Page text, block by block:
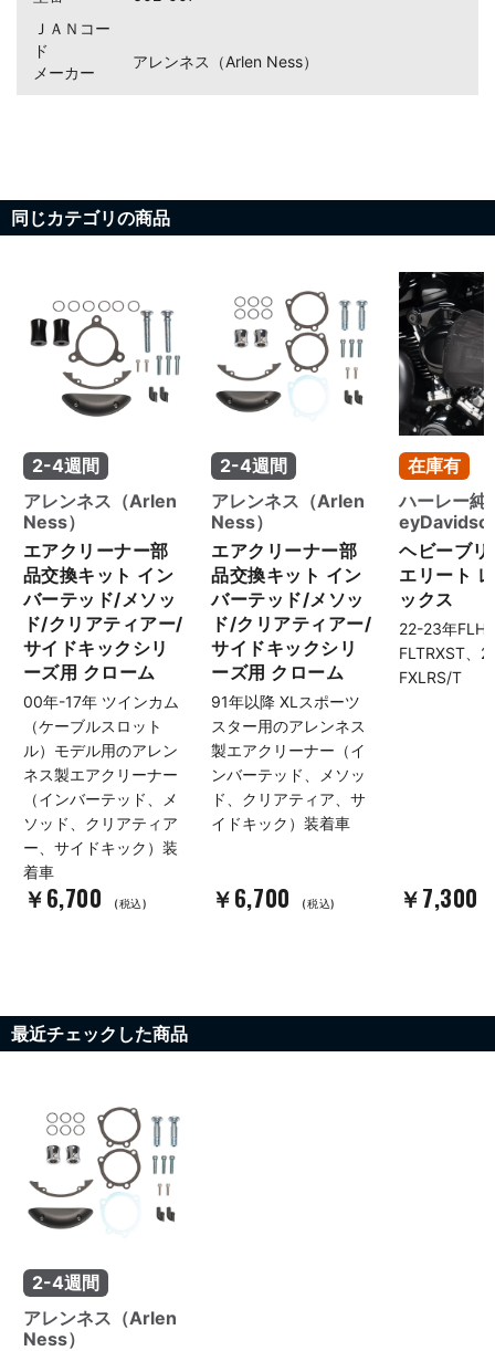
ＪＡＮコー
ド
メーカー
アレンネス（Arlen Ness）
同じカテゴリの商品
2-4週間
アレンネス（Arlen
Ness）
エアクリーナー部
品交換キット イン
バーテッド/メソッ
ド/クリアティアー/
サイドキックシリ
ーズ用 クローム
00年-17年 ツインカム
（ケーブルスロット
ル）モデル用のアレン
ネス製エアクリーナー
（インバーテッド、メ
ソッド、クリアティア
ー、サイドキック）装
着車
￥6,700 (税込)
2-4週間
アレンネス（Arlen
Ness）
エアクリーナー部
品交換キット イン
バーテッド/メソッ
ド/クリアティアー/
サイドキックシリ
ーズ用 クローム
91年以降 XLスポーツ
スター用のアレンネス
製エアクリーナー（イ
ンバーテッド、メソッ
ド、クリアティア、サ
イドキック）装着車
￥6,700 (税込)
在庫有
ハーレー純
ヘビーブ
エリート
ックス
22-23年
FLTRXST、
FXLRS/T
￥7,300
最近チェックした商品
2-4週間
アレンネス（Arlen
Ness）